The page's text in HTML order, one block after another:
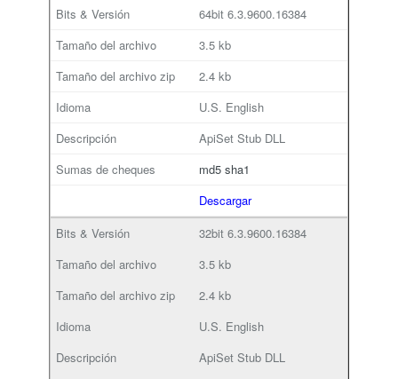
64bit 6.3.9600.16384
3.5 kb
2.4 kb
U.S. English
ApiSet Stub DLL
md5 sha1
Descargar
32bit 6.3.9600.16384
3.5 kb
2.4 kb
U.S. English
ApiSet Stub DLL